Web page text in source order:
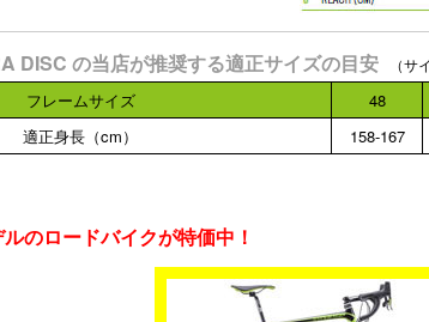
DISC の当店が推奨する適正サイズの目安 （
フレームサイズ 48
適正身長（cm）
158-167
のロードバイクが特価中！